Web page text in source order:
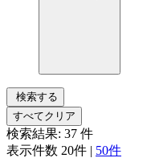
検索する
すべてクリア
検索結果: 37 件
表示件数 20件 | 50件